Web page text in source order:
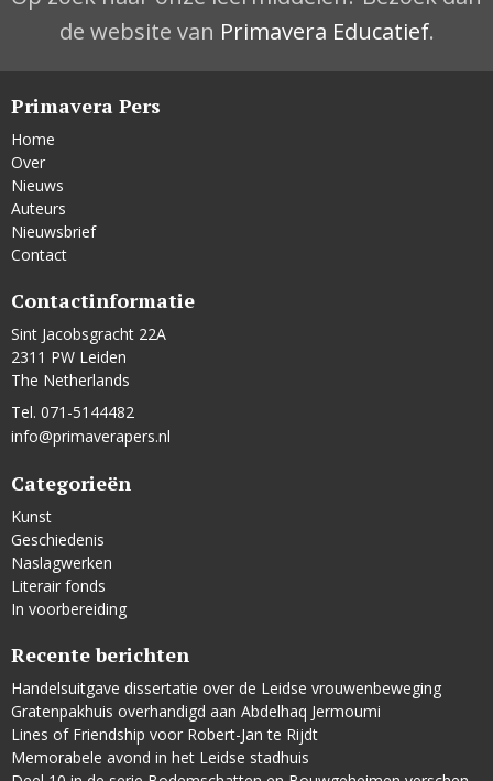
de website van Primavera Educatief.
Primavera Pers
Home
Over
Nieuws
Auteurs
Nieuwsbrief
Contact
Contactinformatie
Sint Jacobsgracht 22A
2311 PW Leiden
The Netherlands
Tel. 071-5144482
info@primaverapers.nl
Categorieën
Kunst
Geschiedenis
Naslagwerken
Literair fonds
In voorbereiding
Recente berichten
Handelsuitgave dissertatie over de Leidse vrouwenbeweging
Gratenpakhuis overhandigd aan Abdelhaq Jermoumi
Lines of Friendship voor Robert-Jan te Rijdt
Memorabele avond in het Leidse stadhuis